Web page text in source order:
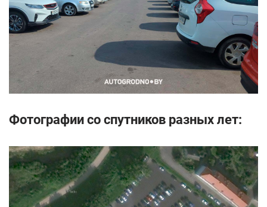
Фотографии со спутников разных лет: